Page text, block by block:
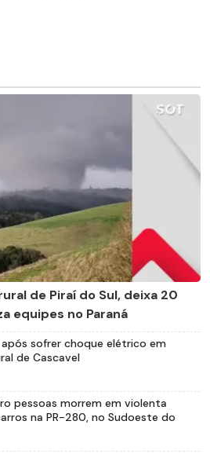
de Piraí do Sul, deixa 20
equipes no Paraná
sofrer choque elétrico em
de Cascavel
pessoas morrem em violenta
na PR-280, no Sudoeste do